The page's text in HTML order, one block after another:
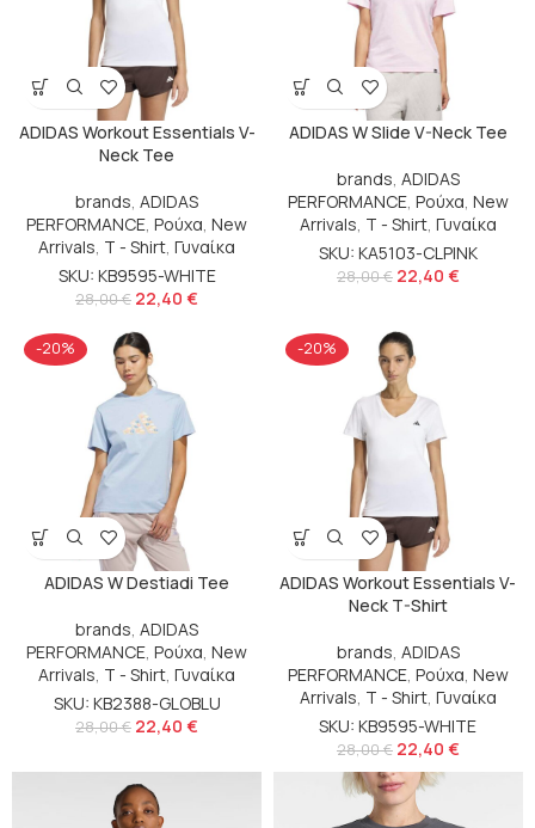
ADIDAS Workout Essentials V-
Neck Tee
brands ADIDAS
PERFORMANCE Ρούχα New
Arrivals T - Shirt Γυναίκα
SKU: KB9595-WHITE
28,00€ 22,40 €
ADIDAS W Slide V-Neck Tee
brands ADIDAS
PERFORMANCE, Ρούχα New
Arrivals T - Shirt, Γυναίκα
SKU: KA5103-CLPINK
28,00€ 22,40 €
ADIDAS W Destiadi Tee
brands ADIDAS
PERFORMANCE Ρούχα New
Arrivals T - Shirt Γυναίκα
SKU: KB2388-GLOBLU
28,00€ 22,40 €
-20%
ADIDAS Workout Essentials V-
Neck T-Shirt
brands ADIDAS
PERFORMANCE, Ρούχα New
Arrivals T - Shirt, Γυναίκα
SKU: KB9595-WHITE
28,00€ 22,40 €
-20%